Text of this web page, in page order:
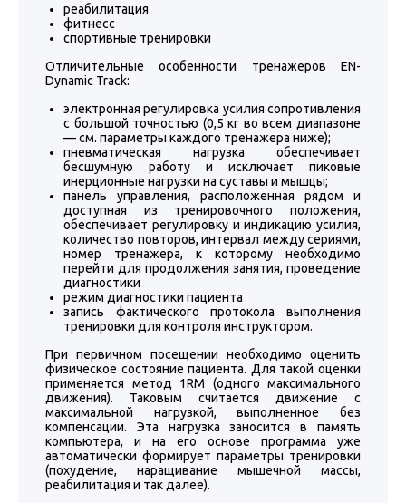
реабилитация
фитнесс
спортивные тренировки
Отличительные особенности тренажеров EN-
Dynamic Track:
электронная регулировка усилия сопротивления
с большой точностью (0,5 кг во всем диапазоне
— см. параметры каждого тренажера ниже);
пневматическая нагрузка обеспечивает
бесшумную работу и исключает пиковые
инерционные нагрузки на суставы и мышцы;
панель управления, расположенная рядом и
доступная из тренировочного положения,
обеспечивает регулировку и индикацию усилия,
количество повторов, интервал между сериями,
номер тренажера, к которому необходимо
перейти для продолжения занятия, проведение
диагностики
режим диагностики пациента
запись фактического протокола выполнения
тренировки для контроля инструктором.
При первичном посещении необходимо оценить
физическое состояние пациента. Для такой оценки
применяется метод 1RM (одного максимального
движения). Таковым считается движение с
максимальной нагрузкой, выполненное без
компенсации. Эта нагрузка заносится в память
компьютера, и на его основе программа уже
автоматически формирует параметры тренировки
(похудение, наращивание мышечной массы,
реабилитация и так далее).